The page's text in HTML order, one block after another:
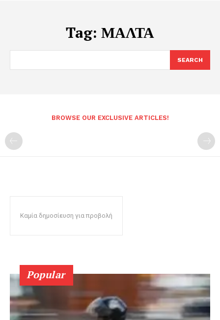
Tag: ΜΑΛΤΑ
SEARCH
BROWSE OUR EXCLUSIVE ARTICLES!
Καμία δημοσίευση για προβολή
Popular